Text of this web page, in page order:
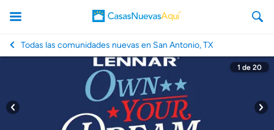
CasasNuevasAqui
Todas las comunidades nuevas en San Antonio, TX
1 de 20